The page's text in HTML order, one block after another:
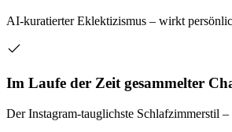
AI-kuratierter Eklektizismus – wirkt
Im Laufe der Zeit gesammelter
Der Instagram-tauglichste Schlafzimmerstil